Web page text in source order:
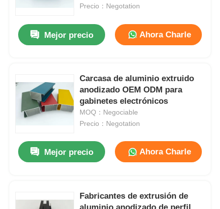
Control de calidad
Noticias
Solicitar una cotización
Perfiles de cocina de aluminio
Precio：Negotation
Mejor precio Ahora Charle
Carcasa de aluminio extruido
anodizado OEM ODM para
gabinetes electrónicos
MOQ：Negociable
Precio：Negotation
Mejor precio Ahora Charle
Fabricantes de extrusión de
aluminio anodizado de perfil